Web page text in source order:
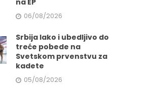
na EP
06/08/2026
Srbija lako i ubedljivo do
treće pobede na
Svetskom prvenstvu za
kadete
05/08/2026